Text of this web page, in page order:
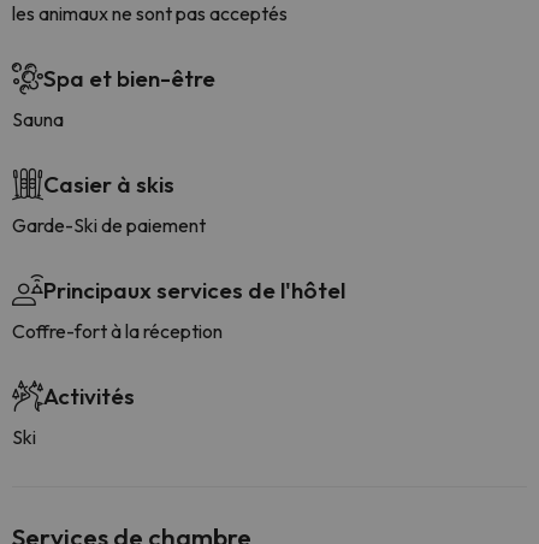
les animaux ne sont pas acceptés
Spa et bien-être
Sauna
Casier à skis
Garde-Ski de paiement
Principaux services de l'hôtel
Coffre-fort à la réception
Activités
Ski
Services de chambre